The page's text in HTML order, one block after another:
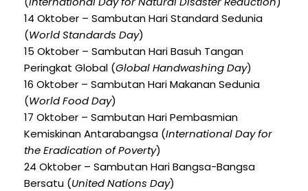
14 Oktober – Sambutan Hari Standard Sedunia
(World Standards Day)
15 Oktober – Sambutan Hari Basuh Tangan
Peringkat Global (Global Handwashing Day)
16 Oktober – Sambutan Hari Makanan Sedunia
(World Food Day)
17 Oktober – Sambutan Hari Pembasmian
Kemiskinan Antarabangsa (International Day for
the Eradication of Poverty)
24 Oktober – Sambutan Hari Bangsa-Bangsa
Bersatu (United Nations Day)